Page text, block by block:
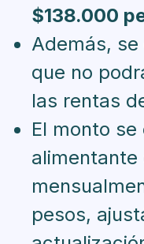
$138.000
Además,
que no
las rentas
El monto
pesos,